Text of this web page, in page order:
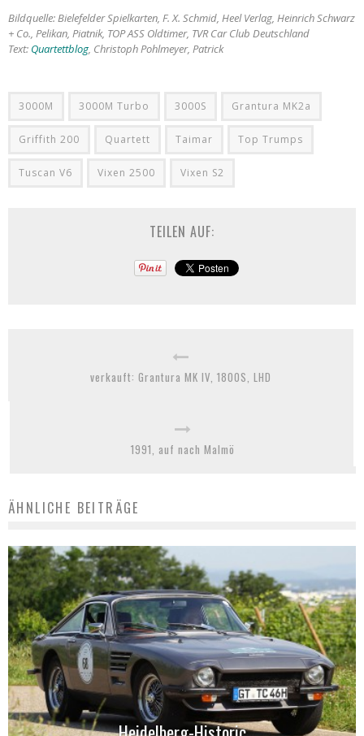
Bildquelle: Bielefelder Spielkarten, F. X. Schmid, Heel Verlag, Heinrich Schwarz
+ Co., Pelikan, Piatnik, TOP ASS Oldtimer, TVR Car Club Deutschland
Text: Quartettblog , Christoph Pohlmeyer, Patrick
3000M 3000M Turbo 3000S Grantura MK2a
Griffith 200 Quartett Taimar Top Trumps
Tuscan V6 Vixen 2500 Vixen S2
TEILEN AUF:
verkauft: Grantura MK IV, 1800S, LHD
1991, auf nach Malmö
ÄHNLICHE BEITRÄGE